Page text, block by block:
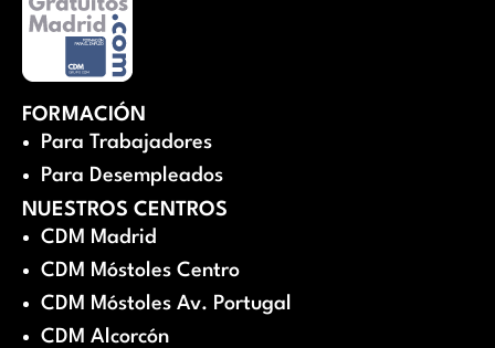
FORMACIÓN
Para Trabajadores
Para Desempleados
NUESTROS CENTROS
CDM Madrid
CDM Móstoles Centro
CDM Móstoles Av. Portugal
CDM Alcorcón